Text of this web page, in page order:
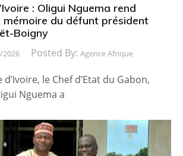
: Oligui Nguema rend
mémoire du défunt président
Boigny
2026 Posted By: Agence Afrique
le Chef d’Etat du Gabon,
Nguema a